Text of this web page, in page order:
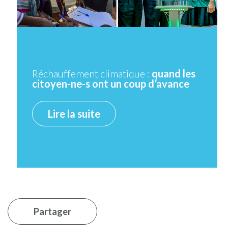
Réchauffement climatique : quand les
citoyen-ne-s ont un coup d’avance
Lire la suite
Partager